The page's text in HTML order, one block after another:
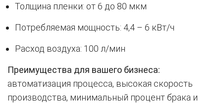
Толщина пленки: от 6 до 80 мкм
Потребляемая мощность: 4,4 – 6 кВт/ч
Расход воздуха: 100 л/мин
Преимущества для вашего бизнеса:
автоматизация процесса, высокая скорость
производства, минимальный процент брака и